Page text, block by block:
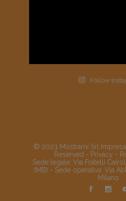
Follow
© 2023 Mostrami Srl
Reserved - Privacy -
Sede legale: Via Fratelli
(MB) - Sede operativa: Via
Milano